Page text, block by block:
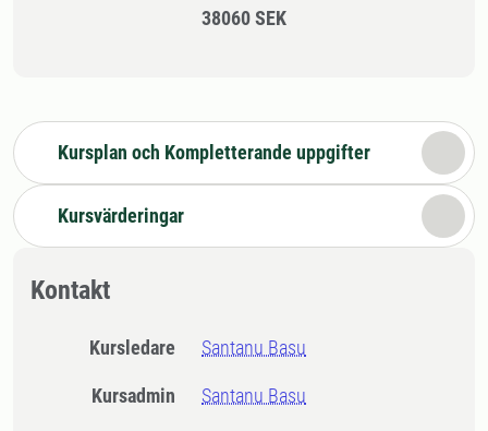
38060 SEK
Kursplan och Kompletterande uppgifter
Kursvärderingar
Kontakt
Kursledare Santanu Basu
Kursadmin Santanu Basu